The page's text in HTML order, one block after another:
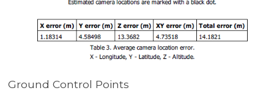
Ground Control Points